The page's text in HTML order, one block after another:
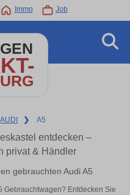
Immo Job
AUDI ❯ A5
entdecken –
privat & Händler
gebrauchten Audi A5
Gebrauchtwagen? Entdecken Sie